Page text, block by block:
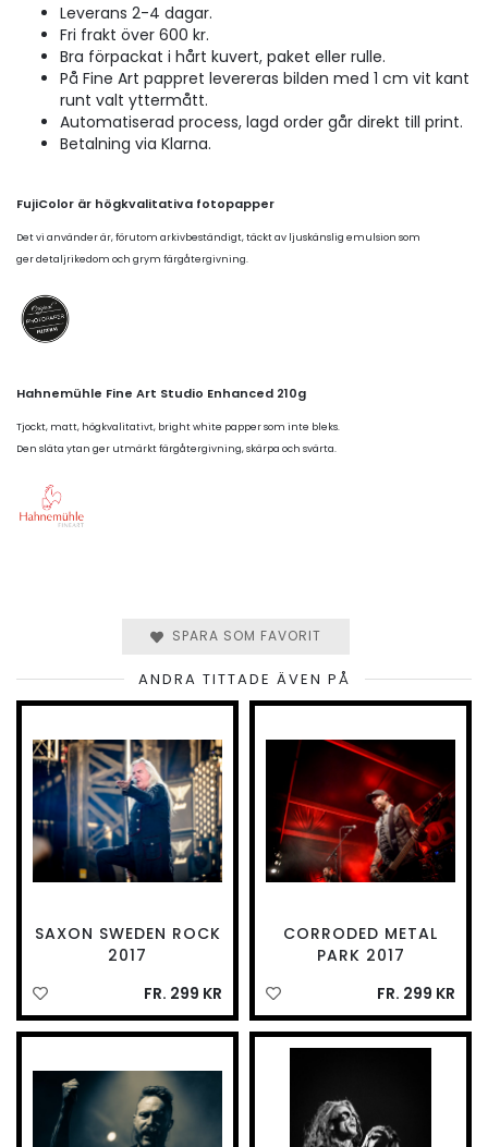
Leverans 2-4 dagar.
Fri frakt över 600 kr.
Bra förpackat i hårt kuvert, paket eller rulle.
På Fine Art pappret levereras bilden med 1 cm vit kant
runt valt yttermått.
Automatiserad process, lagd order går direkt till print.
Betalning via Klarna.
FujiColor är högkvalitativa fotopapper
Det vi använder är, förutom arkivbeständigt, täckt av ljuskänslig emulsion som
ger detaljrikedom och grym färgåtergivning.
Hahnemühle Fine Art Studio Enhanced 210g
Tjockt, matt, högkvalitativt, bright white papper som inte bleks.
Den släta ytan ger utmärkt färgåtergivning, skärpa och svärta.
SPARA SOM FAVORIT
ANDRA TITTADE ÄVEN PÅ
SAXON SWEDEN ROCK
2017
FR. 299 KR
CORRODED METAL
PARK 2017
FR. 299 KR